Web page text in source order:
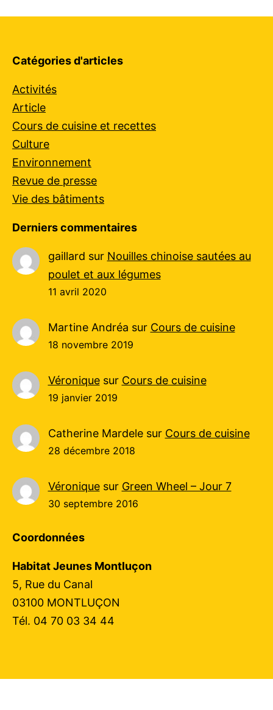
Catégories d'articles
Activités
Article
Cours de cuisine et recettes
Culture
Environnement
Revue de presse
Vie des bâtiments
Derniers commentaires
gaillard sur Nouilles chinoise sautées au
poulet et aux légumes
11 avril 2020
Martine Andréa sur Cours de cuisine
18 novembre 2019
Véroniquesur Cours de cuisine
19 janvier 2019
Catherine Mardelesur Cours de cuisine
28 décembre 2018
Véroniquesur Green Wheel – Jour 7
30 septembre 2016
Coordonnées
Habitat Jeunes Montluçon
5, Rue du Canal
03100 MONTLUÇON
Tél. 04 70 03 34 44